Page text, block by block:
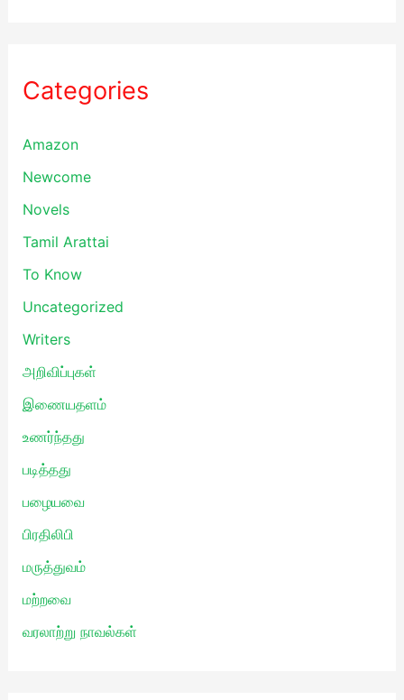
Categories
Amazon
Newcome
Novels
Tamil Arattai
To Know
Uncategorized
Writers
அறிவிப்புகள்
இணையதளம்
உணர்ந்தது
படித்தது
பழையவை
பிரதிலிபி
மருத்துவம்
மற்றவை
வரலாற்று நாவல்கள்